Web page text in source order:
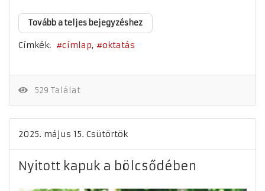
Tovább a teljes bejegyzéshez
Címkék: címlap oktatás
529 Találat
2025. május 15. Csütörtök
Nyitott kapuk a bölcsődében